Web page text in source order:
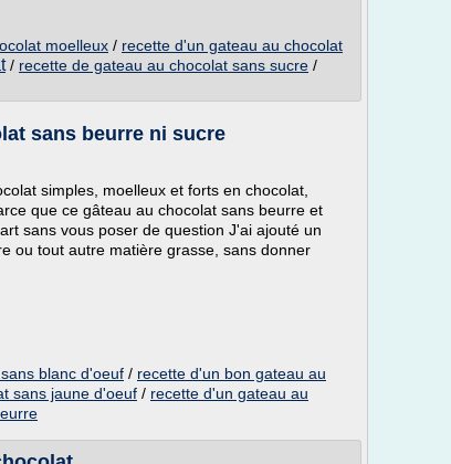
moelleux / recette d'un gateau au chocolat
/ recette de gateau au chocolat sans sucre /
sans beurre ni sucre
simples, moelleux et forts en chocolat,
que ce gâteau au chocolat sans beurre et
sans vous poser de question J'ai ajouté un
ou tout autre matière grasse, sans donner
blanc d'oeuf / recette d'un bon gateau au
sans jaune d'oeuf / recette d'un gateau au